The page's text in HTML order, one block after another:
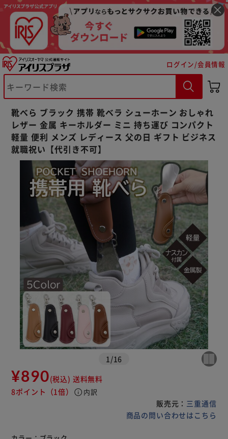
ログイン/会員情報
靴べら ブラック 携帯 靴ベラ シューホーン おしゃれ
レザー 金属 キーホルダー ミニ 持ち運び コンパクト
軽量 便利 メンズ レディース 父の日 ギフト ビジネス
就職祝い【代引き不可】
1 /16
¥890(税込) 送料無料
8ポイント （1倍） info 内訳
販売元： 三重通信
商品の問い合わせはこちら
※ご確認ください
カートに入れる 購入手続きへ